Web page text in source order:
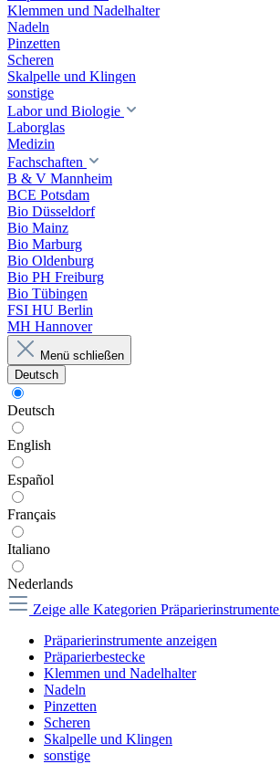
Klemmen und Nadelhalter
Nadeln
Pinzetten
Scheren
Skalpelle und Klingen
sonstige
Labor und Biologie
Laborglas
Medizin
Fachschaften
B & V Mannheim
BCE Potsdam
Bio Düsseldorf
Bio Mainz
Bio Marburg
Bio Oldenburg
Bio PH Freiburg
Bio Tübingen
FSI HU Berlin
MH Hannover
Menü schließen
Deutsch
Deutsch
English
Español
Français
Italiano
Nederlands
Zeige alle Kategorien Präparierinstrumente
Präparierinstrumente anzeigen
Präparierbestecke
Klemmen und Nadelhalter
Nadeln
Pinzetten
Scheren
Skalpelle und Klingen
sonstige